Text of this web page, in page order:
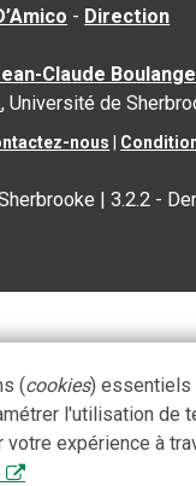
- Direction
Claude
, Université de
nous |
|3.2.2 -
(cookies) essentiels
l'utilisation de
expérience à